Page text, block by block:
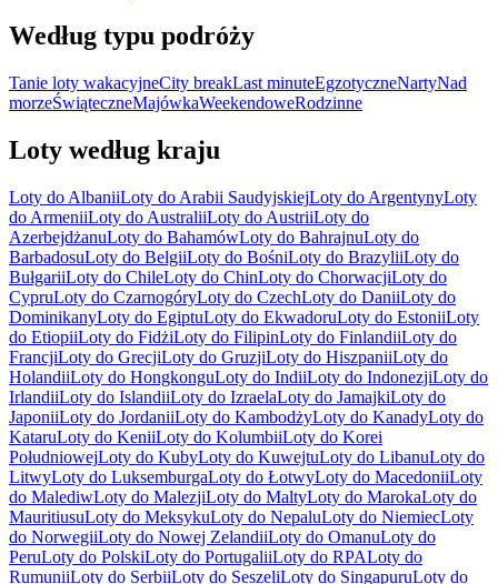
Według typu podróży
Tanie loty wakacyjneCity breakLast minuteEgzotyczneNartyNad
morzeŚwiąteczneMajówkaWeekendoweRodzinne
Loty według kraju
Loty do AlbaniiLoty do Arabii SaudyjskiejLoty do ArgentynyLoty
do ArmeniiLoty do AustraliiLoty do AustriiLoty do
AzerbejdżanuLoty do BahamówLoty do BahrajnuLoty do
BarbadosuLoty do BelgiiLoty do BośniLoty do BrazyliiLoty do
BułgariiLoty do ChileLoty do ChinLoty do ChorwacjiLoty do
CypruLoty do CzarnogóryLoty do CzechLoty do DaniiLoty do
DominikanyLoty do EgiptuLoty do EkwadoruLoty do EstoniiLoty
do EtiopiiLoty do FidżiLoty do FilipinLoty do FinlandiiLoty do
FrancjiLoty do GrecjiLoty do GruzjiLoty do HiszpaniiLoty do
HolandiiLoty do HongkonguLoty do IndiiLoty do IndonezjiLoty do
IrlandiiLoty do IslandiiLoty do IzraelaLoty do JamajkiLoty do
JaponiiLoty do JordaniiLoty do KambodżyLoty do KanadyLoty do
KataruLoty do KeniiLoty do KolumbiiLoty do Korei
PołudniowejLoty do KubyLoty do KuwejtuLoty do LibanuLoty do
LitwyLoty do LuksemburgaLoty do ŁotwyLoty do MacedoniiLoty
do MalediwLoty do MalezjiLoty do MaltyLoty do MarokaLoty do
MauritiusuLoty do MeksykuLoty do NepaluLoty do NiemiecLoty
do NorwegiiLoty do Nowej ZelandiiLoty do OmanuLoty do
PeruLoty do PolskiLoty do PortugaliiLoty do RPALoty do
RumuniiLoty do SerbiiLoty do SeszeliLoty do SingapuruLoty do